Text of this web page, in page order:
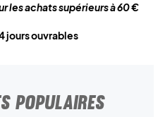
les achats supérieurs à 60 €
jours ouvrables
POPULAIRES